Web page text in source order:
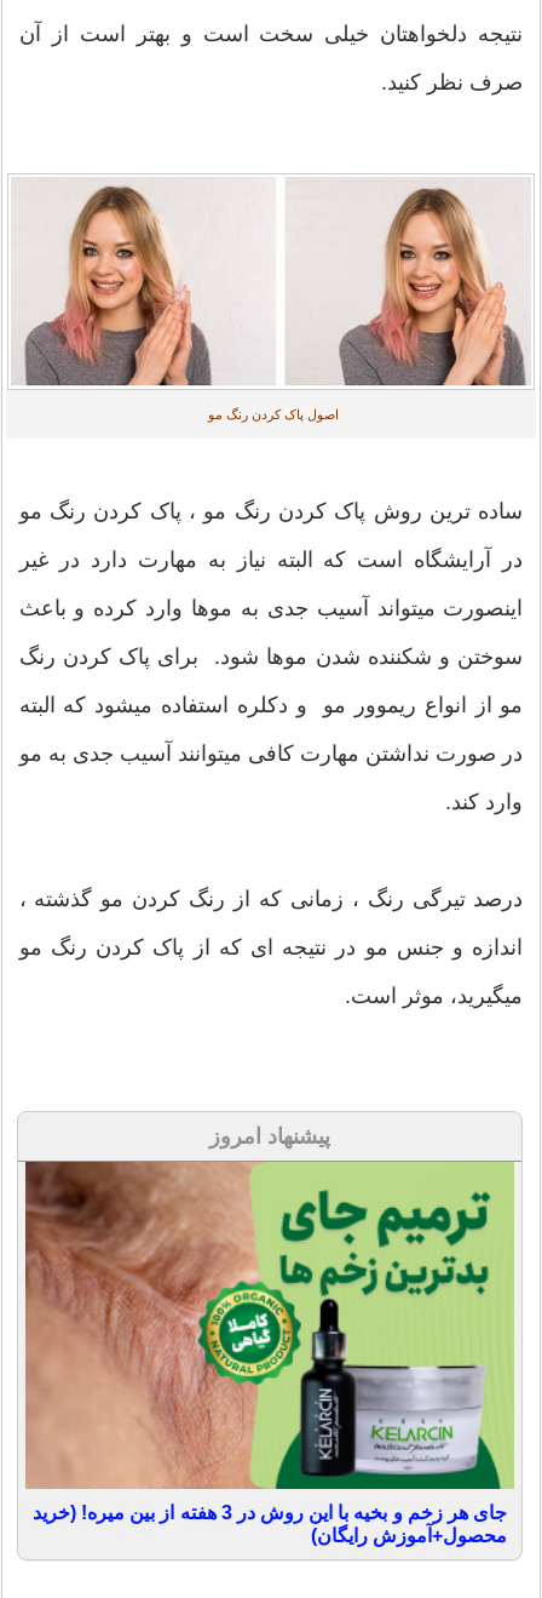
نتیجه دلخواهتان خیلی سخت است و بهتر است از آن
صرف نظر کنید.
اصول پاک کردن رنگ مو
ساده ترین روش پاک کردن رنگ مو ، پاک کردن رنگ مو
در آرایشگاه است که البته نیاز به مهارت دارد در غیر
اینصورت میتواند آسیب جدی به موها وارد کرده و باعث
سوختن و شکننده شدن موها شود. برای پاک کردن رنگ
مو از انواع ریموور مو و دکلره استفاده میشود که البته
در صورت نداشتن مهارت کافی میتوانند آسیب جدی به مو
وارد کند.
درصد تیرگی رنگ ، زمانی که از رنگ کردن مو گذشته ،
اندازه و جنس مو در نتیجه ای که از پاک کردن رنگ مو
میگیرید، موثر است.
پیشنهاد امروز
جای هر زخم و بخیه با این روش در 3 هفته از بین میره! (خرید
محصول+آموزش رایگان)